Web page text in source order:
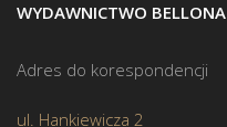
WYDAWNICTWO BELLONA
Adres do korespondencji
ul. Hankiewicza 2